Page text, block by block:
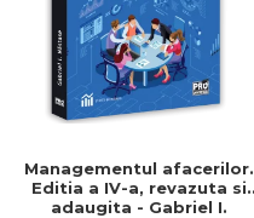
Managementul afacerilor.
Editia a IV-a, revazuta si
adaugita - Gabriel I.